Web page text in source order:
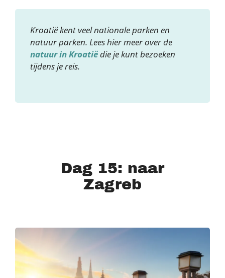
Kroatië kent veel nationale parken en
natuur parken. Lees hier meer over de
natuur in Kroatiëdie je kunt bezoeken
tijdens je reis.
Dag 15: naar
Zagreb